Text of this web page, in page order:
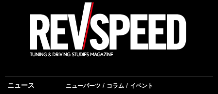
ニュース ニューパーツ コラム イベント